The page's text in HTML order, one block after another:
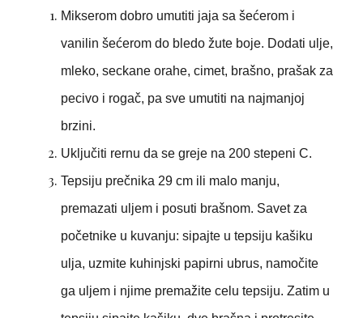
Mikserom dobro umutiti jaja sa šećerom i
vanilin šećerom do bledo žute boje. Dodati ulje,
mleko, seckane orahe, cimet, brašno, prašak za
pecivo i rogač, pa sve umutiti na najmanjoj
brzini.
Uključiti rernu da se greje na 200 stepeni C.
Tepsiju prečnika 29 cm ili malo manju,
premazati uljem i posuti brašnom. Savet za
početnike u kuvanju: sipajte u tepsiju kašiku
ulja, uzmite kuhinjski papirni ubrus, namočite
ga uljem i njime premažite celu tepsiju. Zatim u